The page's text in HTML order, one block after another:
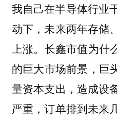
我自己在半导体行业
动下，未来两年存储
上涨。 长鑫市值为什
的巨大市场前景，巨
量资本支出，造成设
严重，订单排到未来